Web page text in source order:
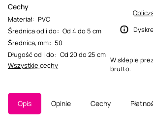
Cechy
Materiał: PVC
Średnica od i do: Od 4 do 5 cm
Średnica, mm: 50
Długość od i do: Od 20 do 25 cm
Wszystkie cechy
W sklepie
brutto.
Opis Opinie Cechy